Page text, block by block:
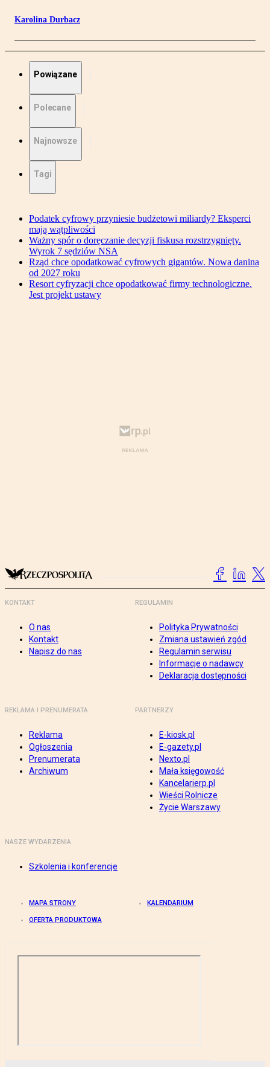
Karolina Durbacz
Powiązane
Polecane
Najnowsze
Tagi
Podatek cyfrowy przyniesie budżetowi miliardy? Eksperci
mają wątpliwości
Ważny spór o doręczanie decyzji fiskusa rozstrzygnięty.
Wyrok 7 sędziów NSA
Rząd chce opodatkować cyfrowych gigantów. Nowa danina
od 2027 roku
Resort cyfryzacji chce opodatkować firmy technologiczne.
Jest projekt ustawy
KONTAKT
O nas
Kontakt
Napisz do nas
REGULAMIN
Polityka Prywatności
Zmiana ustawień zgód
Regulamin serwisu
Informacje o nadawcy
Deklaracja dostępności
REKLAMA I PRENUMERATA
Reklama
Ogłoszenia
Prenumerata
Archiwum
PARTNERZY
E-kiosk.pl
E-gazety.pl
Nexto.pl
Mała księgowość
Kancelarierp.pl
Wieści Rolnicze
Życie Warszawy
NASZE WYDARZENIA
Szkolenia i konferencje
MAPA STRONY KALENDARIUM
OFERTA PRODUKTOWA